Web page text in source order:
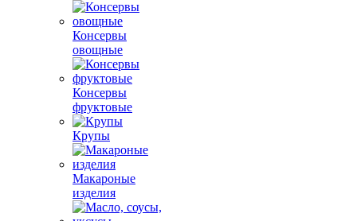
Консервы
овощные
Консервы
фруктовые
Крупы
Макароные
изделия